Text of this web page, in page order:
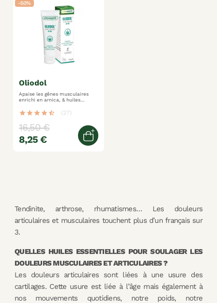
-50%
oliodol
Apaise les gênes musculaires
enrichi en arnica, & huiles
fraîcheur immédiate
star star star star star_half (27)
16,50 €
8,25 €
Ajouter au panier
Tendinite, arthrose, rhumatismes… Les douleurs
articulaires et musculaires touchent plus d’un français sur
3.
QUELLES HUILES ESSENTIELLES POUR SOULAGER LES
DOULEURS MUSCULAIRES ET ARTICULAIRES ?
Les douleurs articulaires sont liées à une usure des
cartilages. Cette usure est liée à l’âge mais également à
nos mouvements quotidiens, notre poids, notre